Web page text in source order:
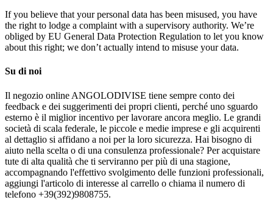
If you believe that your personal data has been misused, you have
the right to lodge a complaint with a supervisory authority. We’re
obliged by EU General Data Protection Regulation to let you know
about this right; we don’t actually intend to misuse your data.
Su di noi
Il negozio online ANGOLODIVISE tiene sempre conto dei
feedback e dei suggerimenti dei propri clienti, perché uno sguardo
esterno è il miglior incentivo per lavorare ancora meglio. Le grandi
società di scala federale, le piccole e medie imprese e gli acquirenti
al dettaglio si affidano a noi per la loro sicurezza. Hai bisogno di
aiuto nella scelta o di una consulenza professionale? Per acquistare
tute di alta qualità che ti serviranno per più di una stagione,
accompagnando l'effettivo svolgimento delle funzioni professionali,
aggiungi l'articolo di interesse al carrello o chiama il numero di
telefono +39(392)9808755.